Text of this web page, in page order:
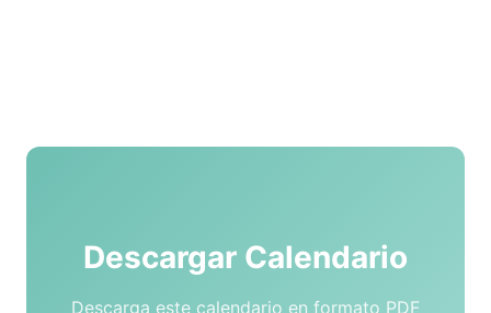
Descargar Calendario
Descarga este calendario en formato PDF